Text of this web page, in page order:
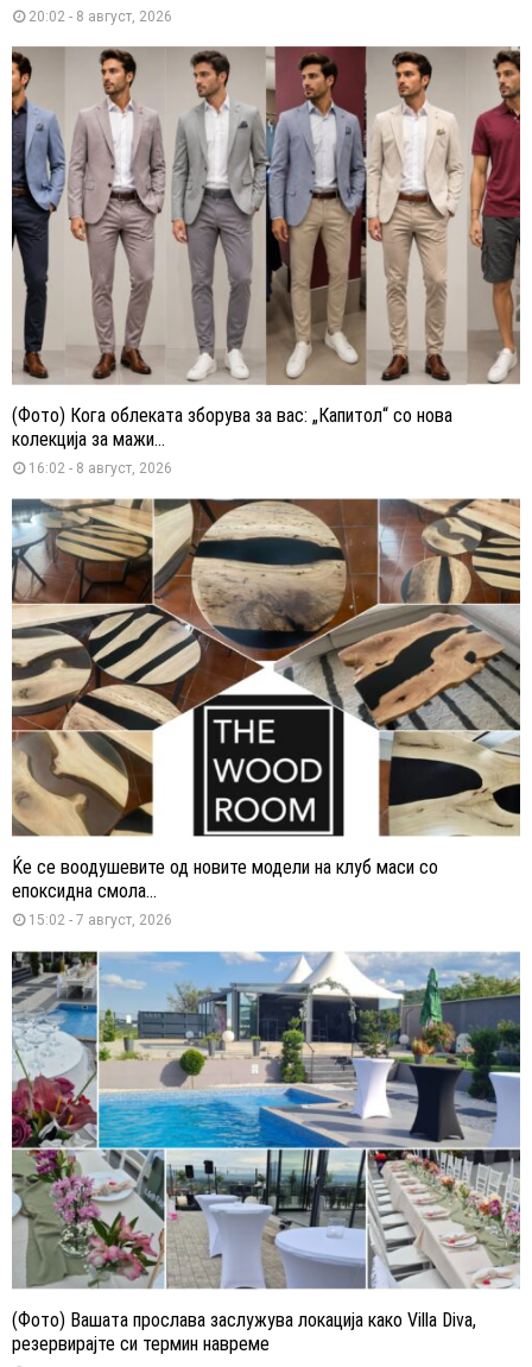
20:02 - 8 август, 2026
(Фото) Кога облеката зборува за вас: „Капитол“ со нова
колекција за мажи...
16:02 - 8 август, 2026
Ќе се воодушевите од новите модели на клуб маси со
епоксидна смола...
15:02 - 7 август, 2026
(Фото) Вашата прослава заслужува локација како Villa Diva,
резервирајте си термин навреме